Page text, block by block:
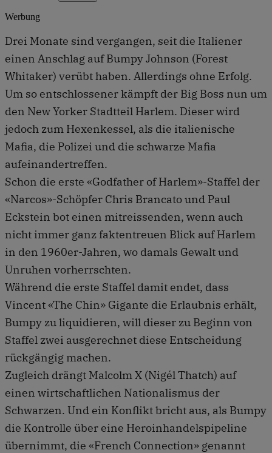
Werbung
Drei Monate sind vergangen, seit die Italiener
einen Anschlag auf Bumpy Johnson (Forest
Whitaker) verübt haben. Allerdings ohne Erfolg.
Um so entschlossener kämpft der Big Boss nun um
den New Yorker Stadtteil Harlem. Dieser wird
jedoch zum Hexenkessel, als die italienische
Mafia, die Polizei und die schwarze Mafia
aufeinandertreffen.
Schon die erste «Godfather of Harlem»-Staffel der
«Narcos»-Schöpfer Chris Brancato und Paul
Eckstein bot einen mitreissenden, wenn auch
nicht immer ganz faktentreuen Blick auf Harlem
in den 1960er-Jahren, wo damals Gewalt und
Unruhen vorherrschten.
Während die erste Staffel damit endet, dass
Vincent «The Chin» Gigante die Erlaubnis erhält,
Bumpy zu liquidieren, will dieser zu Beginn von
Staffel zwei ausgerechnet diese Entscheidung
rückgängig machen.
Zugleich drängt Malcolm X (Nigél Thatch) auf
einen wirtschaftlichen Nationalismus der
Schwarzen. Und ein Konflikt bricht aus, als Bumpy
die Kontrolle über eine Heroinhandelspipeline
übernimmt, die «French Connection» genannt